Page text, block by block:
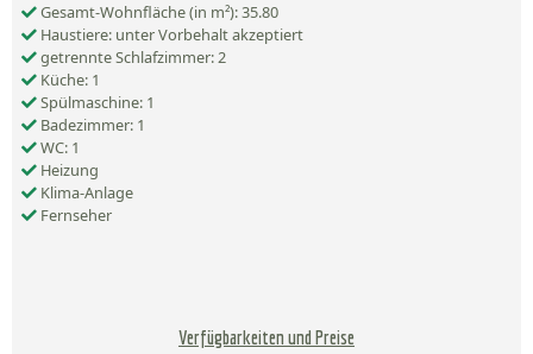
Gesamt-Wohnfläche (in m²): 35.80
Haustiere: unter Vorbehalt akzeptiert
getrennte Schlafzimmer: 2
Küche: 1
Spülmaschine: 1
Badezimmer: 1
WC: 1
Heizung
Klima-Anlage
Fernseher
Verfügbarkeiten und Preise